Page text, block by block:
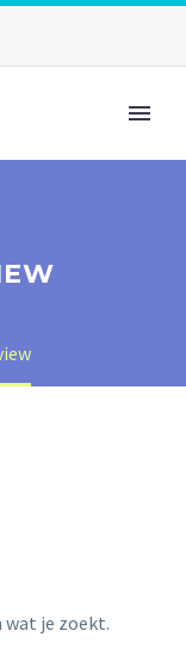
je zoekt.